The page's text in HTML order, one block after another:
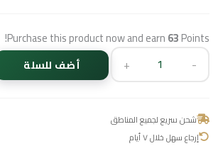
Purchase this product now and earn63Points!
-
+ أضف للسلة
شحن سريع لجميع المناطق
إرجاع سهل خلال ٧ أيام